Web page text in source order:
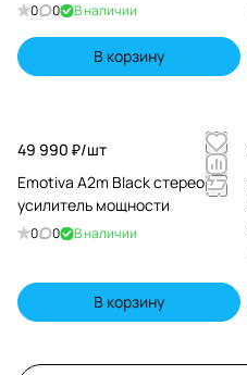
0 0 В наличии
В корзину
49 990 ₽/шт
Emotiva A2m Black стерео
усилитель мощности
0 0 В наличии
В корзину